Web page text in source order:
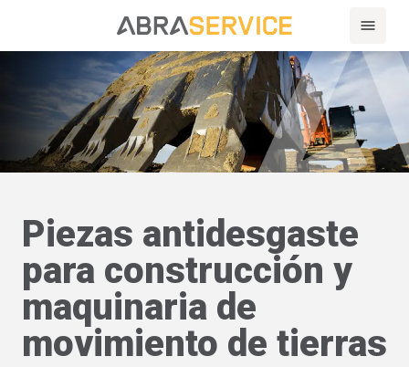
Piezas antidesgaste
para construcción y
maquinaria de
movimiento de tierras